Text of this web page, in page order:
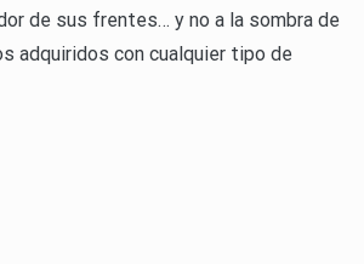
de sus frentes… y no a la sombra de
adquiridos con cualquier tipo de